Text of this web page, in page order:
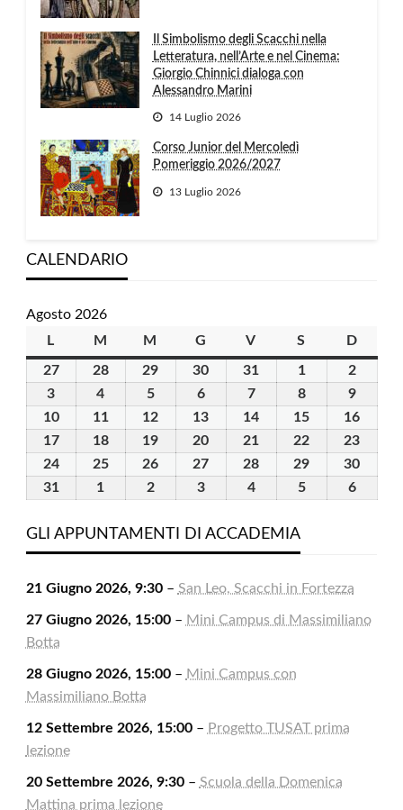
Il Simbolismo degli Scacchi nella
Letteratura, nell’Arte e nel Cinema:
Giorgio Chinnici dialoga con
Alessandro Marini
14 Luglio 2026
Corso Junior del Mercoledì
Pomeriggio 2026/2027
13 Luglio 2026
CALENDARIO
Agosto 2026
L
M martedì
M mercoledì
G giovedìV venerdì
S D
2727
Luglio
2026
2828
29 30 31 11
Agosto
2026
22
Agosto
2026
3
Agosto
2026
4
Agosto
2026
55
Agosto
2026
66
Agosto
2026
77
Agosto
2026
88
Agosto
2026
99
Agosto
2026
1010
Agosto
2026
1111
Agosto
2026
12
Agosto
13
Agosto
14
Agosto
15
Agosto
16
1717
Agosto
1818
Agosto
19
Agosto
20
Agosto
21
Agosto
22
Agosto
23
2424
Agosto
2525
Agosto
26
Agosto
27
Agosto
28
Agosto
29
Agosto
30
3131
2026
1
2026
22
2026
33
2026
44
2026
55
66
GLI APPUNTAMENTI DI ACCADEMIA
21 Giugno 2026, 9:30– San Leo, Scacchi in Fortezza
27 Giugno 2026, 15:00– Mini Campus di Massimiliano
Botta
28 Giugno 2026, 15:00– Mini Campus con
Massimiliano Botta
12 Settembre 2026, 15:00– Progetto TUSAT prima
lezione
20 Settembre 2026, 9:30– Scuola della Domenica
Mattina prima lezione